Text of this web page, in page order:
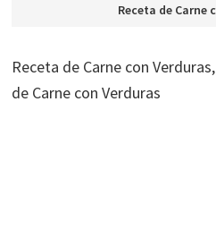
Receta de Carne
Receta de Carne con
de Carne con Verduras